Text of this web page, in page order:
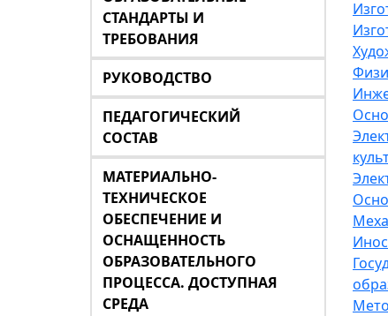
СТАНДАРТЫ И
ТРЕБОВАНИЯ
РУКОВОДСТВО
ПЕДАГОГИЧЕСКИЙ
СОСТАВ
МАТЕРИАЛЬНО-
ТЕХНИЧЕСКОЕ
ОБЕСПЕЧЕНИЕ И
ОСНАЩЕННОСТЬ
ОБРАЗОВАТЕЛЬНОГО
ПРОЦЕССА. ДОСТУПНАЯ
СРЕДА